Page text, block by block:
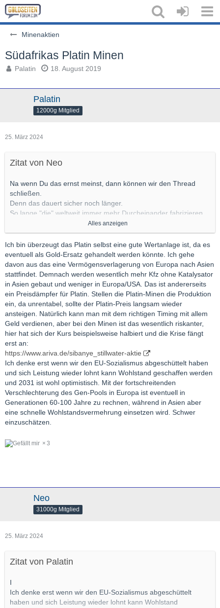
Minenaktien
Südafrikas Platin Minen
Palatin 18. August 2019
Palatin
12000g Mitglied
25. März 2024
Zitat von Neo
Na wenn Du das ernst meinst, dann können wir den Thread
schließen.
Denn das dauert sicher noch länger.
So lange "die" weltweit immer mehr Durcheinander fabrizieren ..
Oder fasse ich das falsch auf und Du meinst was anderes?
Alles anzeigen
Ich bin überzeugt das Platin selbst eine gute Wertanlage ist, da es
eventuell als Gold-Ersatz gehandelt werden könnte. Ich gehe
davon aus das eine Vermögensverlagerung von Europa nach Asien
stattfindet. Demnach werden wesentlich mehr Kfz ohne Katalysator
in Asien gebaut und weniger in Europa/USA. Das ist andererseits
ein Preisdämpfer für Platin. Stellen die Platin-Minen die Produktion
ein, da unrentabel, sollte der Platin-Preis langsam wieder
ansteigen. Natürlich kann man mit dem richtigen Timing mit allem
Geld verdienen, aber bei den Minen ist das wesentlich riskanter,
hier hat sich der Kurs beispielsweise halbiert und die Krise fängt
erst an:
https://www.ariva.de/sibanye_stillwater-aktie
Ich denke erst wenn wir den EU-Sozialismus abgeschüttelt haben
und sich Leistung wieder lohnt kann Wohlstand geschaffen werden
und 2031 ist wohl optimistisch. Mit der fortschreitenden
Verschlechterung des Gen-Pools in Europa ist eventuell in
Generationen 60-100 Jahre zu rechnen, während in Asien aber
eine schnelle Wohlstandsvermehrung einsetzen wird. Schwer
einzuschätzen.
3
Neo
31000g Mitglied
25. März 2024
Zitat von Palatin
I
Ich denke erst wenn wir den EU-Sozialismus abgeschüttelt
haben und sich Leistung wieder lohnt kann Wohlstand